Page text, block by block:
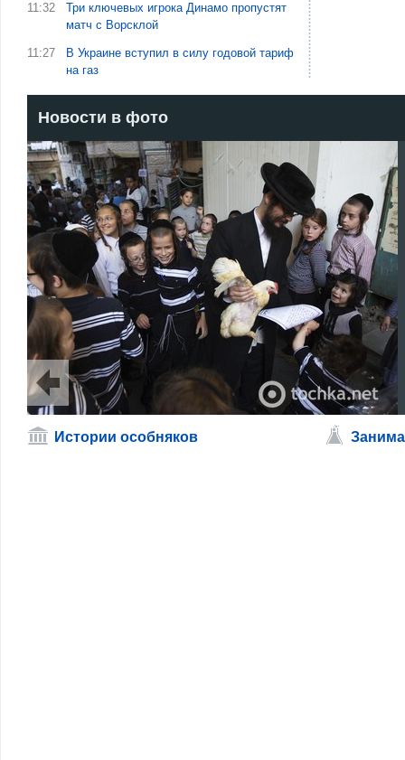
11:32
Три ключевых игрока Динамо пропустят
матч с Ворсклой
11:27
В Украине вступил в силу годовой тариф
на газ
Новости в фото
Истории особняков